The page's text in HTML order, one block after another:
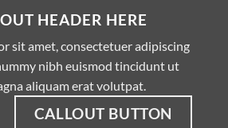
HEADER HERE
sit amet, consectetuer adipiscing
nibh euismod tincidunt ut
aliquam erat volutpat.
CALLOUT BUTTON